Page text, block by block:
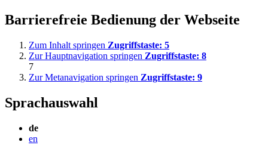
Barrierefreie Bedienung der Webseite
Zum Inhalt springen Zugriffstaste: 5
Zur Hauptnavigation springen Zugriffstaste: 8
7
Zur Metanavigation springen Zugriffstaste: 9
Sprachauswahl
de
en